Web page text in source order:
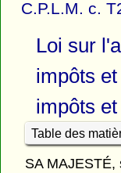
C.P.L.M. c.
Loi sur
impôts
impôts
Table des
SA